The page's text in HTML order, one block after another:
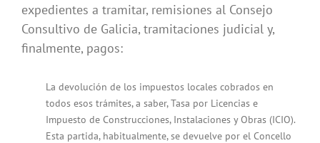
expedientes a tramitar, remisiones al Consejo
Consultivo de Galicia, tramitaciones judicial y,
finalmente, pagos:
La devolución de los impuestos locales cobrados en
todos esos trámites, a saber, Tasa por Licencias e
Impuesto de Construcciones, Instalaciones y Obras (ICIO).
Esta partida, habitualmente, se devuelve por el Concello